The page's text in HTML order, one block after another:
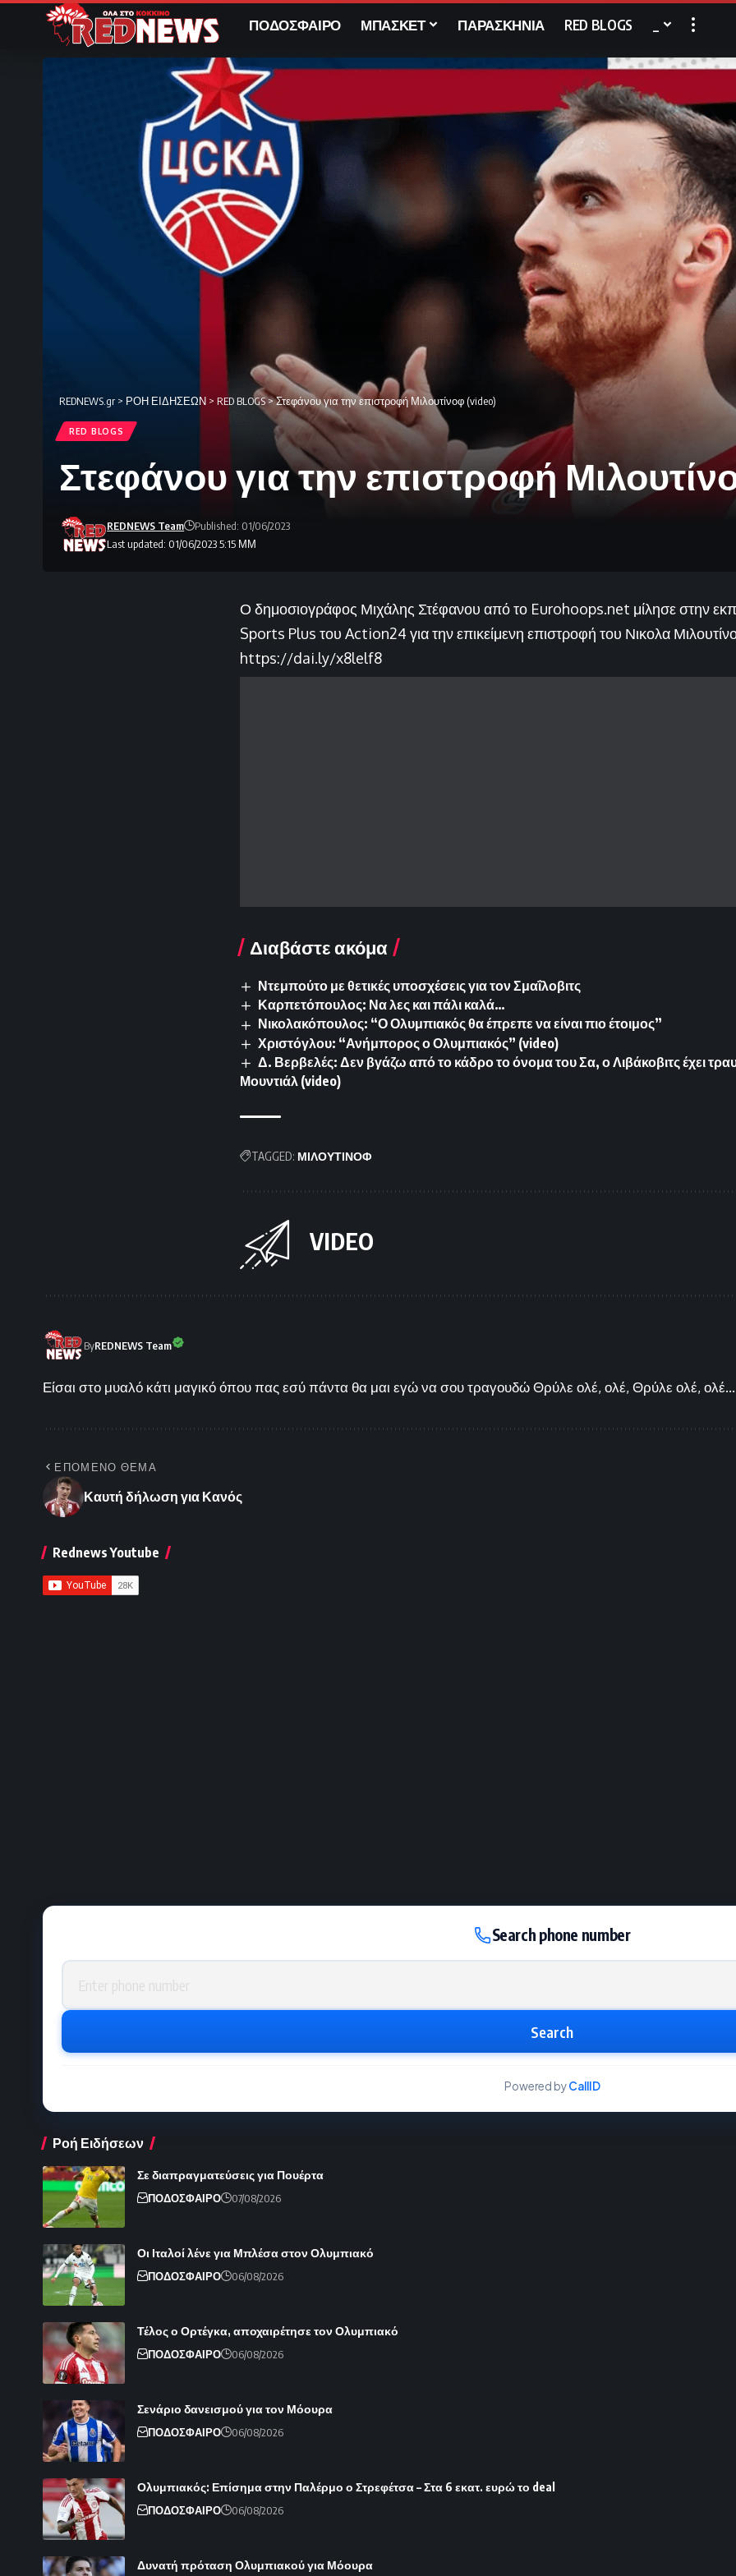
ΠΟΔΟΣΦΑΙΡΟ ΜΠΑΣΚΕΤ ΠΑΡΑΣΚΗΝΙΑ RED BLOGS
REDNEWS.gr > ΡΟΗ ΕΙΔΗΣΕΩΝ > RED BLOGS>Στεφάνου για την επιστροφή Μιλουτίνοφ (video)
RED BLOGS
Στεφάνου για την επιστροφή
Last updated: 01/06/2023 5:15 ΜΜ
REDNEWS Team Published: 01/06/2023
Ο δημοσιογράφος Μιχάλης Στέφανου από το Eurohoops.net μίλησε στην
Sports Plus του Action24 για την επικείμενη επιστροφή του Νικολα
https://dai.ly/x8lelf8
Διαβάστε ακόμα
Ντεμπούτο με θετικές υποσχέσεις για τον Σμαΐλοβιτς
Καρπετόπουλος: Να λες και πάλι καλά…
Νικολακόπουλος: “Ο Ολυμπιακός θα έπρεπε να είναι πιο έτοιμος”
Χριστόγλου: “Ανήμπορος ο Ολυμπιακός” (video)
Δ. Βερβελές: Δεν βγάζω από το κάδρο το όνομα του Σα, ο Λιβάκοβιτς έχει
Μουντιάλ (video)
TAGGED: ΜΙΛΟΥΤΙΝΟΦ
VIDEO
ByREDNEWS Team
Είσαι στο μυαλό κάτι μαγικό όπου πας εσύ πάντα θα μαι εγώ να σου τραγουδώ Θρύλε ολέ, ολέ, Θρύλε ολέ, ολέ...
ΕΠΟΜΕΝΟ ΘΕΜΑ
Καυτή δήλωση για Κανός
Rednews Youtube
Search phone number
Phone number
Search
Powered byCallID
Ροή Ειδήσεων
Σε διαπραγματεύσεις για Πουέρτα
ΠΟΔΟΣΦΑΙΡΟ 07/08/2026
Οι Ιταλοί λένε για Μπλέσα στον Ολυμπιακό
ΠΟΔΟΣΦΑΙΡΟ 06/08/2026
Τέλος ο Ορτέγκα, αποχαιρέτησε τον Ολυμπιακό
ΠΟΔΟΣΦΑΙΡΟ 06/08/2026
Σενάριο δανεισμού για τον Μόουρα
ΠΟΔΟΣΦΑΙΡΟ 06/08/2026
Ολυμπιακός: Επίσημα στην Παλέρμο ο Στρεφέτσα – Στα 6 εκατ. ευρώ το deal
ΠΟΔΟΣΦΑΙΡΟ 06/08/2026
Δυνατή πρόταση Ολυμπιακού για Μόουρα